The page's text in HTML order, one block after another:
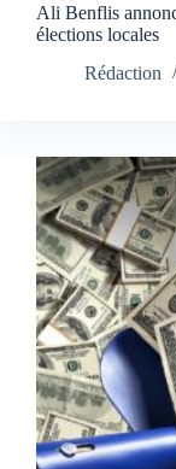
Ali Benflis
élections locales
Rédaction